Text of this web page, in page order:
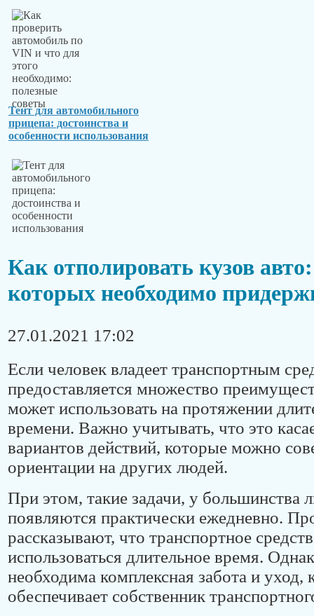
Тент для автомобильного
прицепа: достоинства и
особенности использования
Как отполировать кузов
которых необходимо
27.01.2021 17:02
Если человек владеет транспортным
предоставляется множество
может использовать на протяжении
времени. Важно учитывать, что это
вариантов действий, которые можно
ориентации на других людей.
При этом, такие задачи, у большинства
появляются практически ежедневно.
рассказывают, что транспортное
использоваться длительное время.
необходима комплексная забота и уход,
обеспечивает собственник